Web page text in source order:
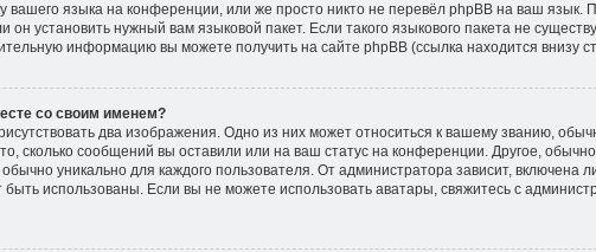
вашего языка на конференции, или же просто никто не перевёл phpBB на ваш язык.
установить нужный вам языковой пакет. Если такого языкового пакета не
информацию вы можете получить на сайте phpBB (ссылка находится внизу
со своим именем?
два изображения. Одно из них может относиться к вашему званию,
сколько сообщений вы оставили или на ваш статус на конференции. Другое,
уникально для каждого пользователя. От администратора зависит, включена
быть использованы. Если вы не можете использовать аватары, свяжитесь с